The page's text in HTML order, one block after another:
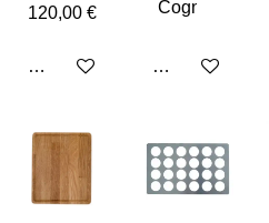
120,00 €
Añadir al carrito Añadir al carrito